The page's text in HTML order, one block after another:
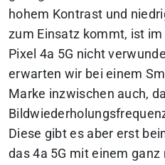
hohem Kontrast und
zum Einsatz kommt, ist
Pixel 4a 5G nicht
erwarten wir bei einem
Marke inzwischen auch,
Diese gibt es aber erst
das 4a 5G mit einem ganz